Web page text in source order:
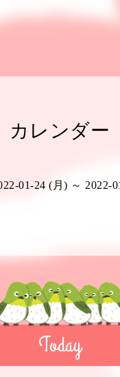
カレンダー
01-24 (月) ～ 2022-
Today